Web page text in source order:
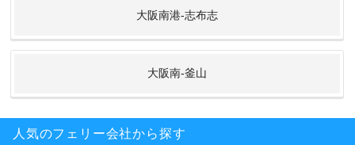
大阪南港-志布志
大阪南-釜山
人気のフェリー会社から探す